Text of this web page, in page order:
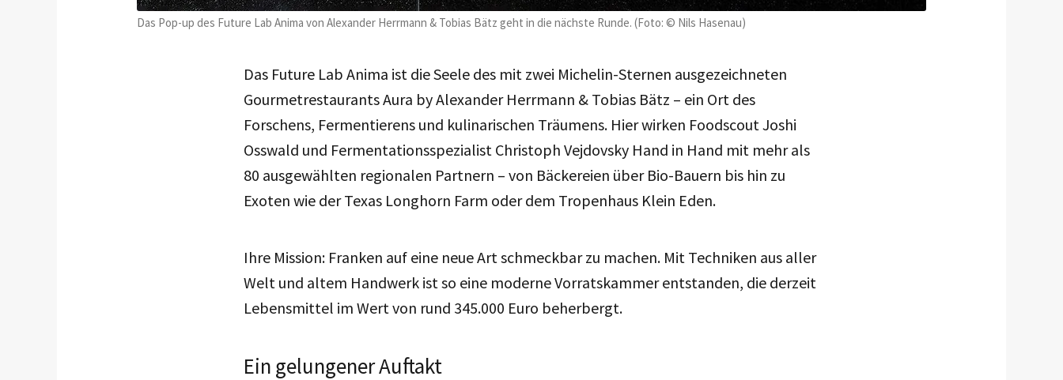
Das Pop-up des Future Lab Anima von Alexander Herrmann & Tobias Bätz geht in die nächste Runde. (Foto: © Nils Hasenau)
Das Future Lab Anima ist die Seele des mit zwei Michelin-Sternen ausgezeichneten
Gourmetrestaurants Aura by Alexander Herrmann & Tobias Bätz – ein Ort des
Forschens, Fermentierens und kulinarischen Träumens. Hier wirken Foodscout Joshi
Osswald und Fermentationsspezialist Christoph Vejdovsky Hand in Hand mit mehr als
80 ausgewählten regionalen Partnern – von Bäckereien über Bio-Bauern bis hin zu
Exoten wie der Texas Longhorn Farm oder dem Tropenhaus Klein Eden.
Ihre Mission: Franken auf eine neue Art schmeckbar zu machen. Mit Techniken aus aller
Welt und altem Handwerk ist so eine moderne Vorratskammer entstanden, die derzeit
Lebensmittel im Wert von rund 345.000 Euro beherbergt.
Ein gelungener Auftakt